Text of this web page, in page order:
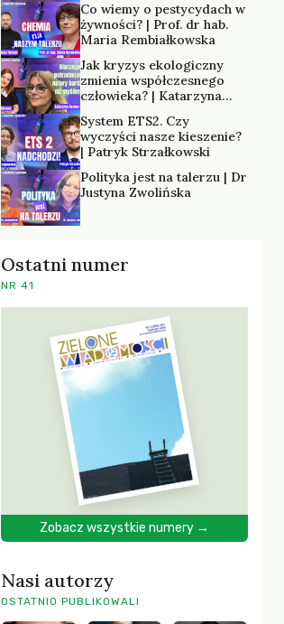
Co wiemy o pestycydach w
żywności? | Prof. dr hab.
Maria Rembiałkowska
Jak kryzys ekologiczny
zmienia współczesnego
człowieka? | Katarzyna
System ETS2. Czy
wyczyści nasze kieszenie?
| Patryk Strzałkowski
Polityka jest na talerzu | Dr
Justyna Zwolińska
Ostatni numer
NR 41
Zobacz wszystkie numery →
Nasi autorzy
OSTATNIO PUBLIKOWALI